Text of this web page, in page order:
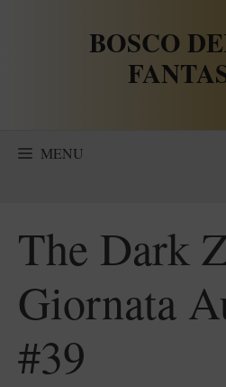
BOSCO
MENU
The Dark
Giornata
#39